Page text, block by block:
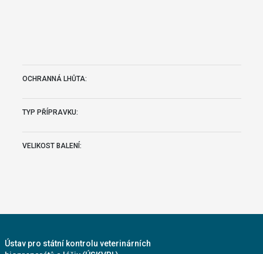
OCHRANNÁ LHŮTA:
TYP PŘÍPRAVKU:
VELIKOST BALENÍ:
Ústav pro státní kontrolu veterinárních